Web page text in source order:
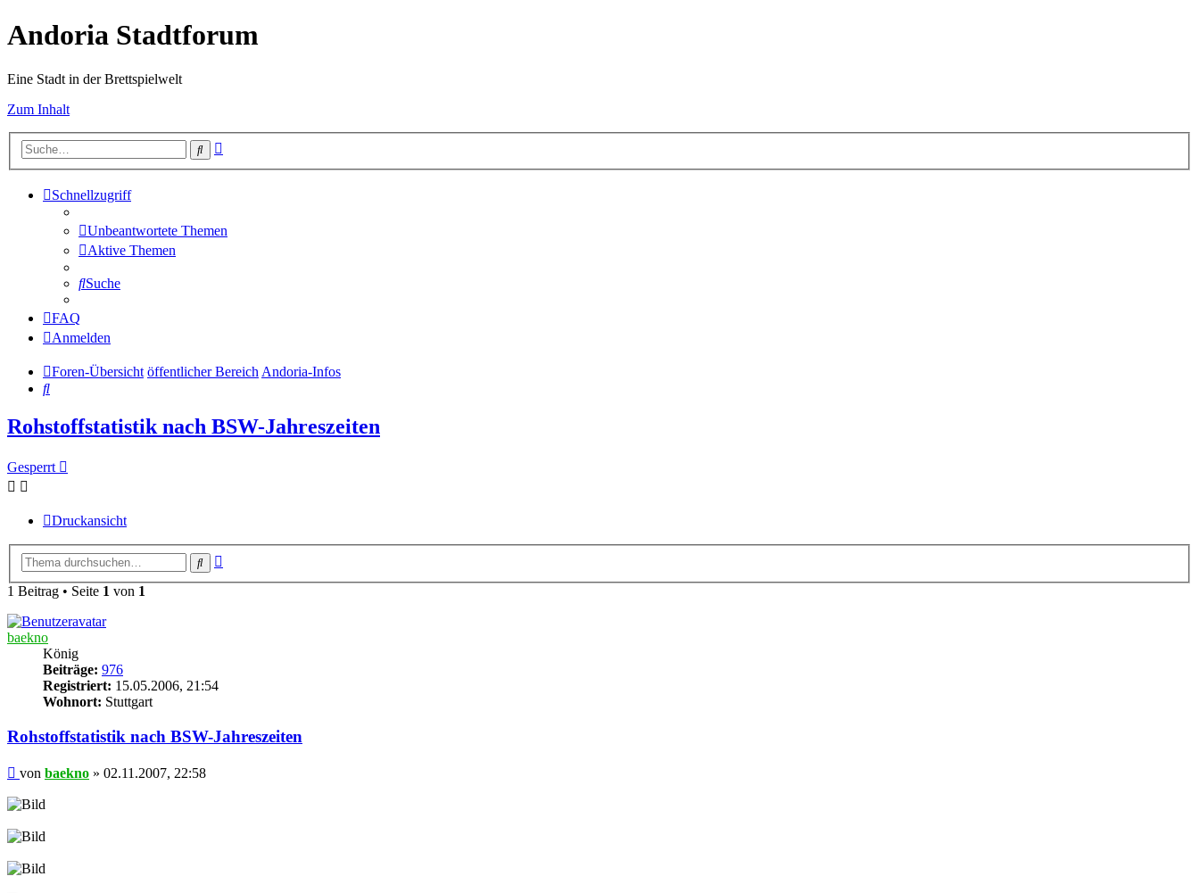
Andoria Stadtforum
Eine Stadt in der Brettspielwelt
Zum Inhalt
Suche
Schnellzugriff
Unbeantwortete Themen
Aktive Themen
Suche
FAQ
Anmelden
Foren-Übersicht öffentlicher BereichAndoria-Infos
Suche
Rohstoffstatistik nach BSW-Jahreszeiten
Gesperrt
Druckansicht
Suche
1 Beitrag • Seite 1 von 1
baekno
König
Beiträge: 976
Registriert: 15.05.2006, 21:54
Wohnort: Stuttgart
Rohstoffstatistik nach BSW-Jahreszeiten
Beitrag
von baekno » 02.11.2007, 22:58